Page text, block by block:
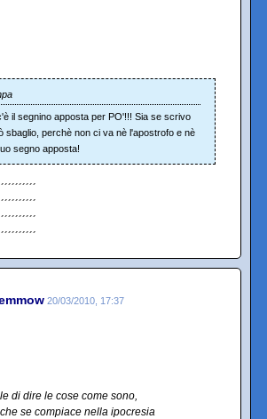
il segnino apposta per PO'!!! Sia se scrivo
sbaglio, perchè non ci va nè l'apostrofo e nè
segno apposta!
20/03/2010, 17:37
di dire le cose come sono,
se compiace nella ipocresia